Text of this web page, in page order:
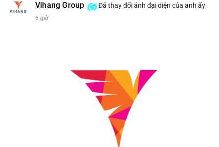
Vihang Group Đã thay đổi ảnh đại diện của anh ấy
6 giờ